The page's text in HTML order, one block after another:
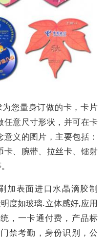
您量身订做的卡，卡片
任意尺寸形状，并可在卡
义的图片，主要包括：
卡、腕带、拉丝卡、镭射
加表面进口水晶滴胶制
度如玻璃.立体感好,应用
，一卡通付费，产品标
禁考勤，身份识别，公